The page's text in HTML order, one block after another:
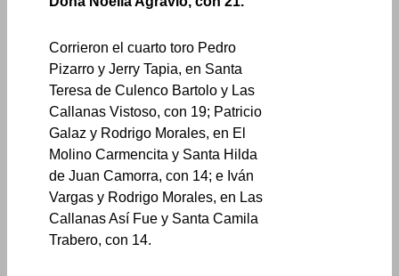
Corrieron el cuarto toro Pedro
Pizarro y Jerry Tapia, en Santa
Teresa de Culenco Bartolo y Las
Callanas Vistoso, con 19; Patricio
Galaz y Rodrigo Morales, en El
Molino Carmencita y Santa Hilda
de Juan Camorra, con 14; e Iván
Vargas y Rodrigo Morales, en Las
Callanas Así Fue y Santa Camila
Trabero, con 14.